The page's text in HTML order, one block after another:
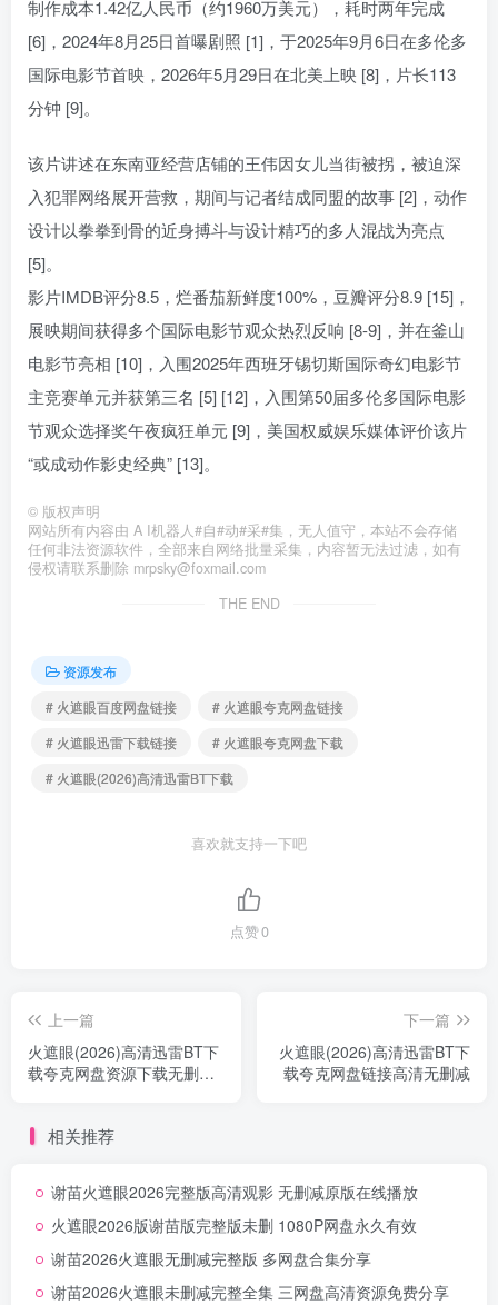
制作成本1.42亿人民币（约1960万美元），耗时两年完成
[6]，2024年8月25日首曝剧照 [1]，于2025年9月6日在多伦多
国际电影节首映，2026年5月29日在北美上映 [8]，片长113
分钟 [9]。
该片讲述在东南亚经营店铺的王伟因女儿当街被拐，被迫深
入犯罪网络展开营救，期间与记者结成同盟的故事 [2]，动作
设计以拳拳到骨的近身搏斗与设计精巧的多人混战为亮点
[5]。
影片IMDB评分8.5，烂番茄新鲜度100%，豆瓣评分8.9 [15]，
展映期间获得多个国际电影节观众热烈反响 [8-9]，并在釜山
电影节亮相 [10]，入围2025年西班牙锡切斯国际奇幻电影节
主竞赛单元并获第三名 [5] [12]，入围第50届多伦多国际电影
节观众选择奖午夜疯狂单元 [9]，美国权威娱乐媒体评价该片
“或成动作影史经典” [13]。
© 版权声明
网站所有内容由 A I机器人#自#动#采#集，无人值守，本站不会存储
任何非法资源软件，全部来自网络批量采集，内容暂无法过滤，如有
侵权请联系删除 mrpsky@foxmail.com
THE END
资源发布
# 火遮眼百度网盘链接
# 火遮眼夸克网盘链接
# 火遮眼迅雷下载链接
# 火遮眼夸克网盘下载
# 火遮眼(2026)高清迅雷BT下载
喜欢就支持一下吧
点赞0
上一篇
火遮眼(2026)高清迅雷BT下
载夸克网盘资源下载无删减
下一篇
火遮眼(2026)高清迅雷BT下
载夸克网盘链接高清无删减
相关推荐
谢苗火遮眼2026完整版高清观影 无删减原版在线播放
火遮眼2026版谢苗版完整版未删 1080P网盘永久有效
谢苗2026火遮眼无删减完整版 多网盘合集分享
谢苗2026火遮眼未删减完整全集 三网盘高清资源免费分享